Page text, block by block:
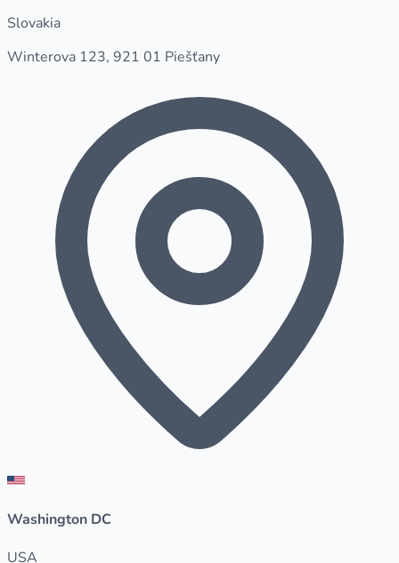
Slovakia
Winterova 123, 921 01 Piešťany
Washington DC
USA